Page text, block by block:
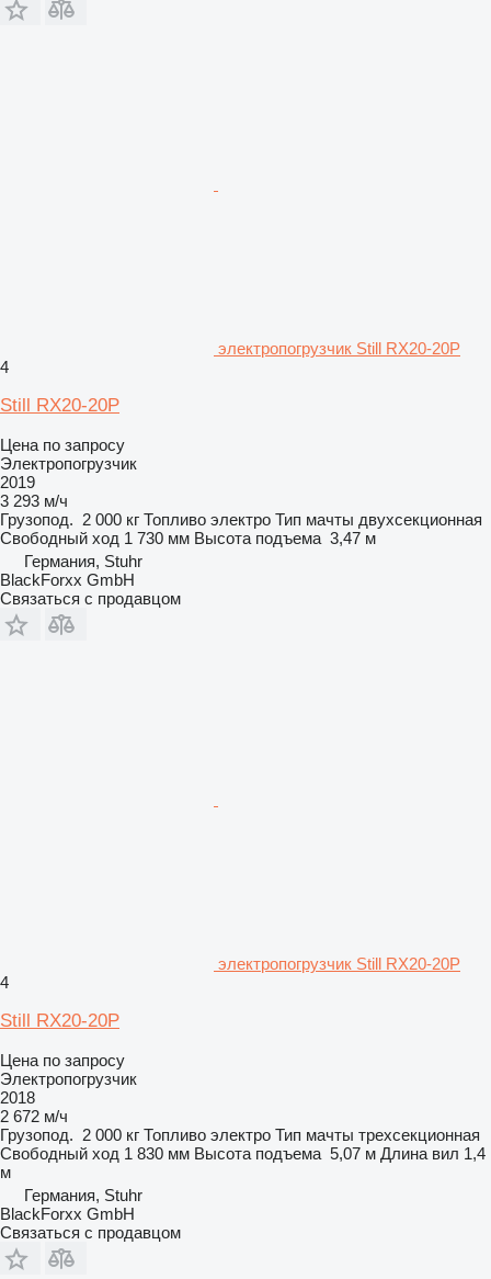
электропогрузчик Still RX20-20P
4
Still RX20-20P
Цена по запросу
Электропогрузчик
2019
3 293 м/ч
Грузопод. 2 000 кг Топливо электро Тип мачты двухсекционная
Свободный ход 1 730 мм Высота подъема 3,47 м
Германия, Stuhr
BlackForxx GmbH
Связаться с продавцом
электропогрузчик Still RX20-20P
4
Still RX20-20P
Цена по запросу
Электропогрузчик
2018
2 672 м/ч
Грузопод. 2 000 кг Топливо электро Тип мачты трехсекционная
Свободный ход 1 830 мм Высота подъема 5,07 м Длина вил 1,4
м
Германия, Stuhr
BlackForxx GmbH
Связаться с продавцом